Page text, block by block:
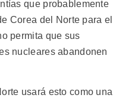
que probablemente
Corea del Norte para el
permita que sus
nucleares abandonen
usará esto como una